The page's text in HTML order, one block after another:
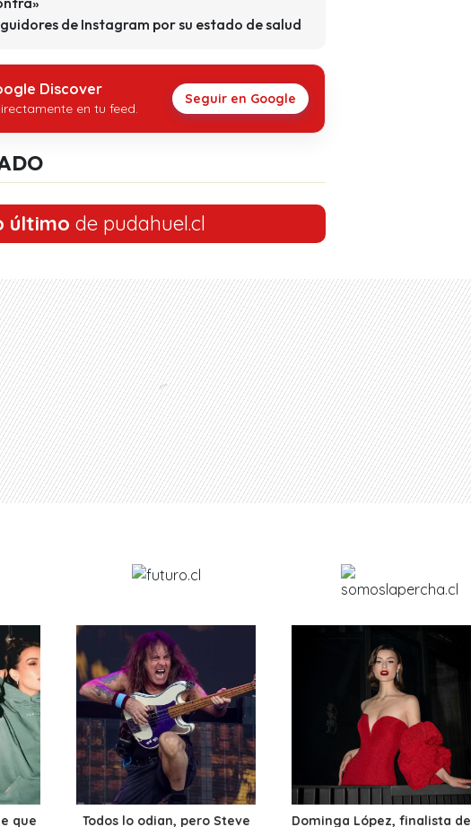
de Instagram por su estado de salud
Discover
en tu feed.
Seguir en Google
último de pudahuel.cl
que
Todos lo odian, pero Steve
Dominga López, finalista de